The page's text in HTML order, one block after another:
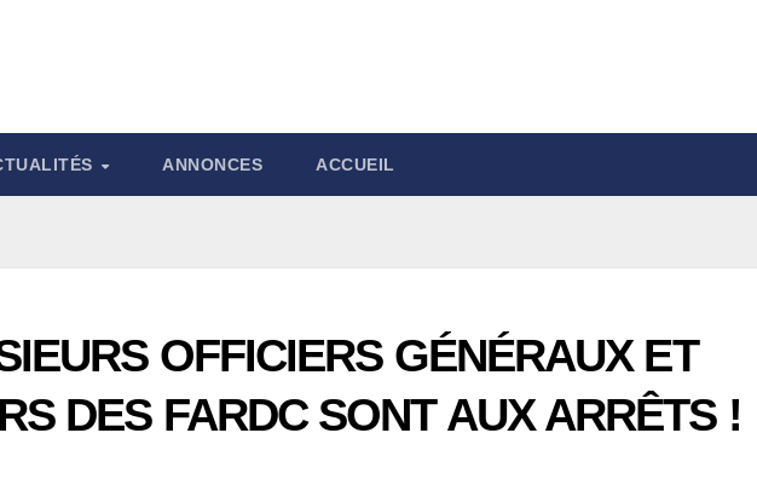
ANNONCES ACCUEIL
OFFICIERS GÉNÉRAUX ET
DES FARDC SONT AUX ARRÊTS !